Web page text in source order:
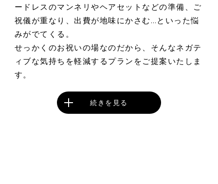
ードレスのマンネリやヘアセットなどの準備、ご
祝儀が重なり、出費が地味にかさむ…といった悩
みがでてくる。
せっかくのお祝いの場なのだから、そんなネガテ
ィブな気持ちを軽減するプランをご提案いたしま
す。
続きを見る